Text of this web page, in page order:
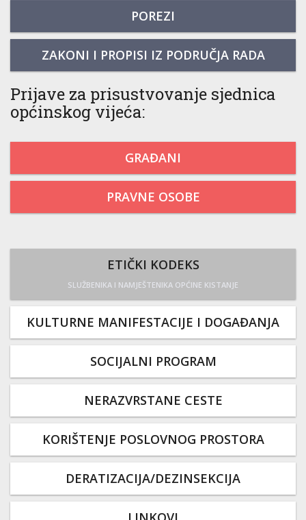
POREZI
ZAKONI I PROPISI IZ PODRUČJA RADA
Prijave za prisustvovanje sjednica
općinskog vijeća:
GRAĐANI
PRAVNE OSOBE
ETIČKI KODEKS
SLUŽBENIKA I NAMJEŠTENIKA OPĆINE KISTANJE
KULTURNE MANIFESTACIJE I DOGAĐANJA
SOCIJALNI PROGRAM
NERAZVRSTANE CESTE
KORIŠTENJE POSLOVNOG PROSTORA
DERATIZACIJA/DEZINSEKCIJA